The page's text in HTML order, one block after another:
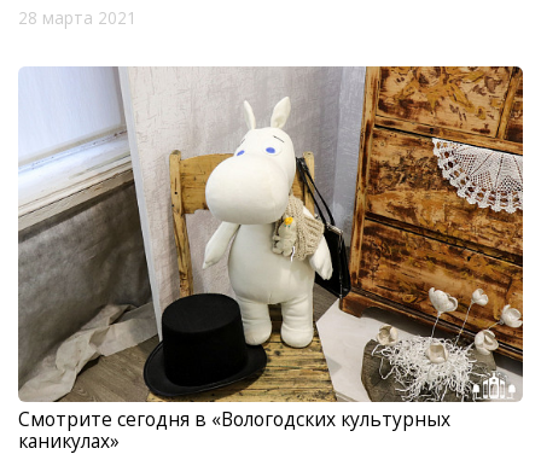
28 марта 2021
Смотрите сегодня в «Вологодских культурных
каникулах»